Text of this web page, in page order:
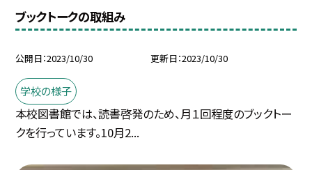
ブックトークの取組み
公開日 2023/10/30 更新日 2023/10/30
学校の様子
本校図書館では、読書啓発のため、月１回程度のブックトー
クを行っています。10月2...